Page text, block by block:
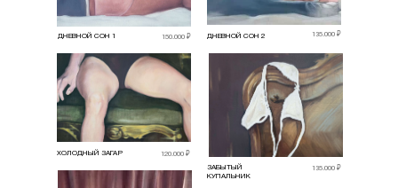
ДНЕВНОЙ СОН 2 135.000 ₽
ХОЛОДНЫЙ ЗАГАР
120.000 ₽
ЗАБЫТЫЙ
КУПАЛЬНИК
135.000 ₽
ДНЕВНОЙ СОН 1 150.000 ₽